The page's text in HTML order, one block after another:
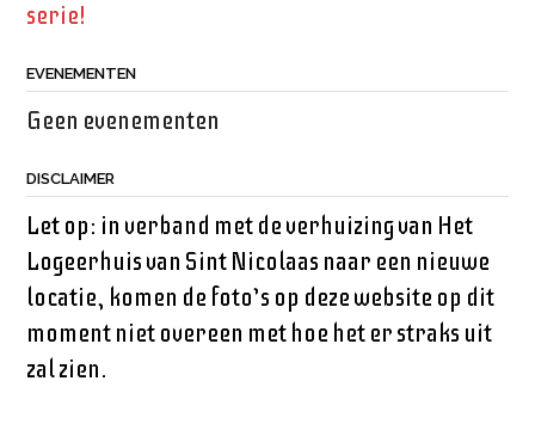
serie!
EVENEMENTEN
Geen evenementen
DISCLAIMER
Let op: in verband met de verhuizing van Het
Logeerhuis van Sint Nicolaas naar een nieuwe
locatie, komen de foto’s op deze website op dit
moment niet overeen met hoe het er straks uit
zal zien.